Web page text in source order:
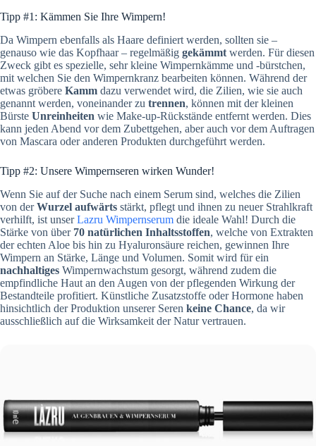
Tipp #1: Kämmen Sie Ihre Wimpern!
Da Wimpern ebenfalls als Haare definiert werden, sollten sie –
genauso wie das Kopfhaar – regelmäßig gekämmt werden. Für diesen
Zweck gibt es spezielle, sehr kleine Wimpernkämme und -bürstchen,
mit welchen Sie den Wimpernkranz bearbeiten können. Während der
etwas gröbere Kamm dazu verwendet wird, die Zilien, wie sie auch
genannt werden, voneinander zu trennen, können mit der kleinen
Bürste Unreinheiten wie Make-up-Rückstände entfernt werden. Dies
kann jeden Abend vor dem Zubettgehen, aber auch vor dem Auftragen
von Mascara oder anderen Produkten durchgeführt werden.
Tipp #2: Unsere Wimpernseren wirken Wunder!
Wenn Sie auf der Suche nach einem Serum sind, welches die Zilien
von derWurzel aufwärts stärkt, pflegt und ihnen zu neuer Strahlkraft
verhilft, ist unserLazru Wimpernserum die ideale Wahl! Durch die
Stärke von über 70 natürlichen Inhaltsstoffen, welche von Extrakten
der echten Aloe bis hin zu Hyaluronsäure reichen, gewinnen Ihre
Wimpern an Stärke, Länge und Volumen. Somit wird für ein
nachhaltiges Wimpernwachstum gesorgt, während zudem die
empfindliche Haut an den Augen von der pflegenden Wirkung der
Bestandteile profitiert. Künstliche Zusatzstoffe oder Hormone haben
hinsichtlich der Produktion unserer Seren keine Chance, da wir
ausschließlich auf die Wirksamkeit der Natur vertrauen.